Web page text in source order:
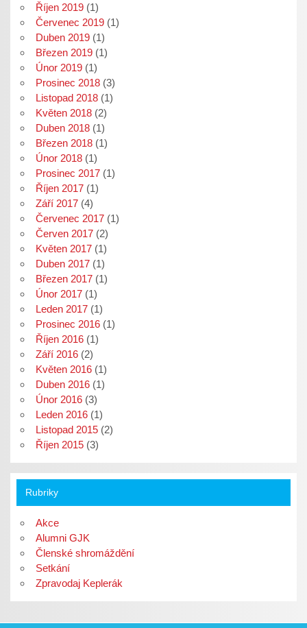
Říjen 2019(1)
Červenec 2019(1)
Duben 2019(1)
Březen 2019(1)
Únor 2019(1)
Prosinec 2018(3)
Listopad 2018(1)
Květen 2018(2)
Duben 2018(1)
Březen 2018(1)
Únor 2018(1)
Prosinec 2017(1)
Říjen 2017(1)
Září 2017(4)
Červenec 2017(1)
Červen 2017(2)
Květen 2017(1)
Duben 2017(1)
Březen 2017(1)
Únor 2017(1)
Leden 2017(1)
Prosinec 2016(1)
Říjen 2016(1)
Září 2016(2)
Květen 2016(1)
Duben 2016(1)
Únor 2016(3)
Leden 2016(1)
Listopad 2015(2)
Říjen 2015(3)
Rubriky
Akce
Alumni GJK
Členské shromáždění
Setkání
Zpravodaj Keplerák